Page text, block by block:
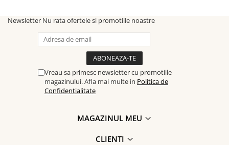
Newsletter Nu rata ofertele si promotiile noastre
Vreau sa primesc newsletter cu promotiile
magazinului. Afla mai multe in Politica de
Confidentialitate
MAGAZINUL MEU
CLIENTI